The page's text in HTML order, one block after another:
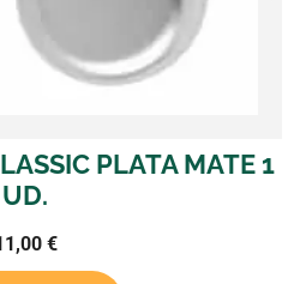
CLIPPER METAL JET